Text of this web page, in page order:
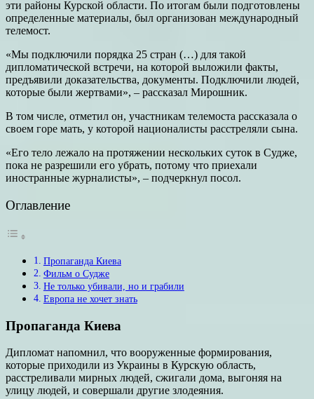
эти районы Курской области. По итогам были подготовлены
определенные материалы, был организован международный
телемост.
«Мы подключили порядка 25 стран (…) для такой
дипломатической встречи, на которой выложили факты,
предъявили доказательства, документы. Подключили людей,
которые были жертвами», – рассказал Мирошник.
В том числе, отметил он, участникам телемоста рассказала о
своем горе мать, у которой националисты расстреляли сына.
«Его тело лежало на протяжении нескольких суток в Судже,
пока не разрешили его убрать, потому что приехали
иностранные журналисты», – подчеркнул посол.
Оглавление
Пропаганда Киева
Фильм о Судже
Не только убивали, но и грабили
Европа не хочет знать
Пропаганда Киева
Дипломат напомнил, что вооруженные формирования,
которые приходили из Украины в Курскую область,
расстреливали мирных людей, сжигали дома, выгоняя на
улицу людей, и совершали другие злодеяния.